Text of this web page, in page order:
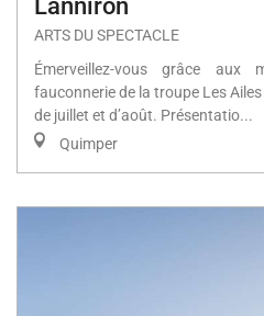
Lanniron
ARTS DU SPECTACLE
Émerveillez-vous grâce aux
fauconnerie de la troupe Les
de juillet et d’août. Présentatio...
Quimper